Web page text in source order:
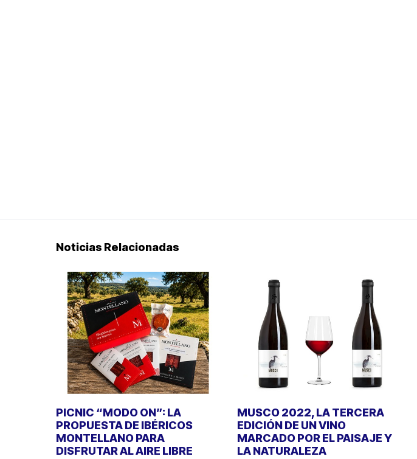
Noticias Relacionadas
PICNIC “MODO ON”: LA
PROPUESTA DE IBÉRICOS
MONTELLANO PARA
DISFRUTAR AL AIRE LIBRE
MUSCO 2022, LA TERCERA
EDICIÓN DE UN VINO
MARCADO POR EL PAISAJE Y
LA NATURALEZA